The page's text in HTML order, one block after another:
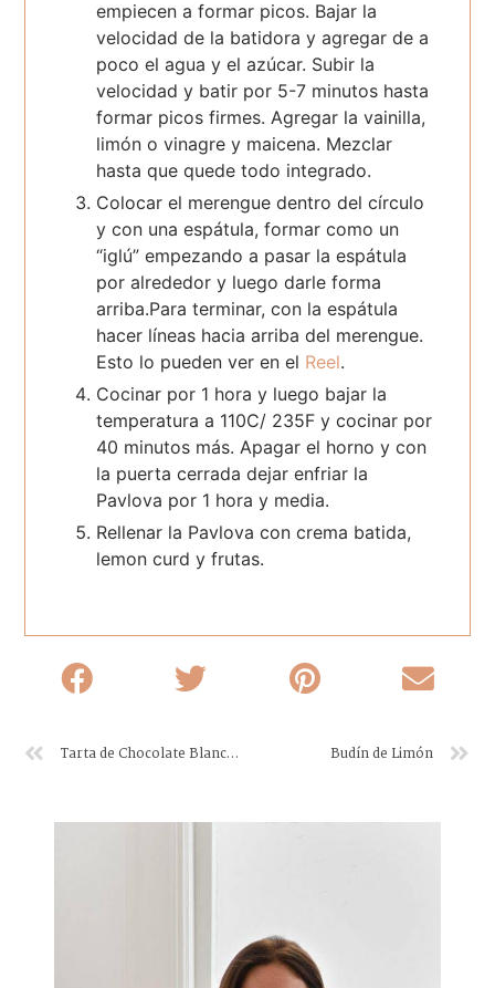
empiecen a formar picos. Bajar la
velocidad de la batidora y agregar de a
poco el agua y el azúcar. Subir la
velocidad y batir por 5-7 minutos hasta
formar picos firmes. Agregar la vainilla,
limón o vinagre y maicena. Mezclar
hasta que quede todo integrado.
Colocar el merengue dentro del círculo
y con una espátula, formar como un
“iglú” empezando a pasar la espátula
por alrededor y luego darle forma
arriba.Para terminar, con la espátula
hacer líneas hacia arriba del merengue.
Esto lo pueden ver en el Reel.
Cocinar por 1 hora y luego bajar la
temperatura a 110C/ 235F y cocinar por
40 minutos más. Apagar el horno y con
la puerta cerrada dejar enfriar la
Pavlova por 1 hora y media.
Rellenar la Pavlova con crema batida,
lemon curd y frutas.
Tarta de Chocolate Blanco y Frambuesas Budín de Limón